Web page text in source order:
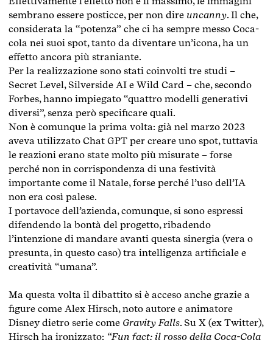
sembrano essere posticce, per non dire uncanny. Il che,
considerata la “potenza” che ci ha sempre messo Coca-
cola nei suoi spot, tanto da diventare un’icona, ha un
effetto ancora più straniante.
Per la realizzazione sono stati coinvolti tre studi –
Secret Level, Silverside AI e Wild Card – che, secondo
Forbes, hanno impiegato “quattro modelli generativi
diversi”, senza però specificare quali.
Non è comunque la prima volta: già nel marzo 2023
aveva utilizzato Chat GPT per creare uno spot, tuttavia
le reazioni erano state molto più misurate – forse
perché non in corrispondenza di una festività
importante come il Natale, forse perché l’uso dell’IA
non era così palese.
I portavoce dell’azienda, comunque, si sono espressi
difendendo la bontà del progetto, ribadendo
l’intenzione di mandare avanti questa sinergia (vera o
presunta, in questo caso) tra intelligenza artificiale e
creatività “umana”.
Ma questa volta il dibattito si è acceso anche grazie a
figure come Alex Hirsch, noto autore e animatore
Disney dietro serie come Gravity Falls. Su X (ex Twitter),
Hirsch ha ironizzato: “Fun fact: il rosso della Coca-Cola